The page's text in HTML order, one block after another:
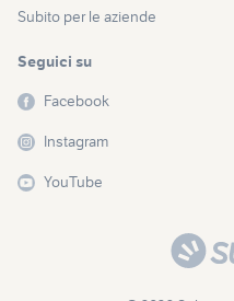
Subito per le aziende
Seguici su
Facebook
Instagram
YouTube